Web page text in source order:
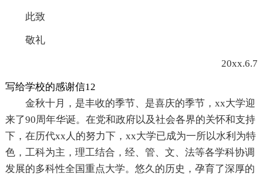
此致
敬礼
20xx.6.7
写给学校的感谢信12
金秋十月，是丰收的季节、是喜庆的季节，xx大学迎
来了90周年华诞。在党和政府以及社会各界的关怀和支持
下，在历代xx人的努力下，xx大学已成为一所以水利为特
色，工科为主，理工结合，经、管、文、法等各学科协调
发展的多科性全国重点大学。悠久的历史，孕育了深厚的